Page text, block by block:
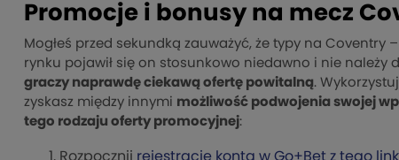
Promocje i bonusy na mecz
Mogłeś przed sekundką zauważyć, że typy na
rynku pojawił się on stosunkowo niedawno i nie należy
graczy naprawdę ciekawą ofertę powitalną.
zyskasz między innymi możliwość podwojenia swojej
tego rodzaju oferty promocyjnej:
Rozpocznij rejestrację konta w Go+Bet z tego